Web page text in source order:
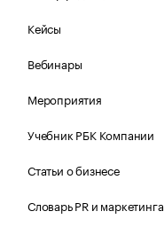
Кейсы
Вебинары
Мероприятия
Учебник РБК Компании
Статьи о бизнесе
Словарь PR и маркетинга